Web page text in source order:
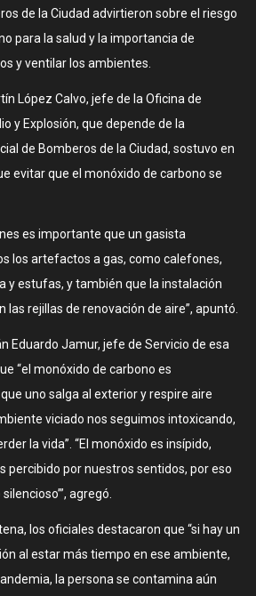
de la Ciudad advirtieron sobre el riesgo
para la salud y la importancia de
y ventilar los ambientes.
López Calvo, jefe de la Oficina de
y Explosión, que depende de la
de Bomberos de la Ciudad, sostuvo en
evitar que el monóxido de carbono se
es importante que un gasista
los artefactos a gas, como calefones,
y estufas, y también que la instalación
rejillas de renovación de aire”, apuntó.
Eduardo Jamur, jefe de Servicio de esa
“el monóxido de carbono es
uno salga al exterior y respire aire
viciado nos seguimos intoxicando,
la vida”. “El monóxido es insípido,
percibido por nuestros sentidos, por eso
agregó.
los oficiales destacaron que “si hay un
al estar más tiempo en ese ambiente,
la persona se contamina aún